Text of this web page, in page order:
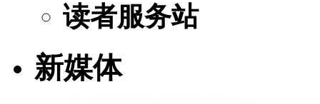
读者服务站
新媒体